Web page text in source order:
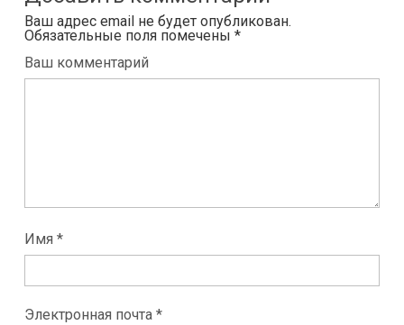
Ваш адрес email не будет опубликован.
Обязательные поля помечены *
Ваш комментарий
Имя *
Электронная почта *